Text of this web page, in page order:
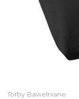
Torby Bawelniane